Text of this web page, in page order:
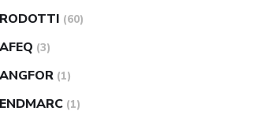
(60)
(3)
(1)
(1)